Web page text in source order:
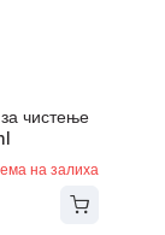
чистење
на залиха